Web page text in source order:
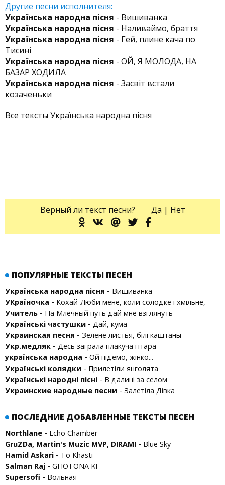
Другие песни исполнителя:
Українська народна пісня - Вишиванка
Українська народна пісня - Наливаймо, браття
Українська народна пісня - Гей, плине кача по
Тисині
Українська народна пісня - ОЙ, Я МОЛОДА, НА
БАЗАР ХОДИЛА
Українська народна пісня - Засвіт встали
козаченьки
Все тексты Українська народна пісня
Верный ли текст песни? Да | Нет
ПОПУЛЯРНЫЕ ТЕКСТЫ ПЕСЕН
Українська народна пісня - Вишиванка
УКраїночка - Кохай-Люби мене, коли солодке і хмільне,
Учитель - На Млечный путь дай мне взглянуть
Українські частушки - Дай, кума
Украинская песня - Зелене листья, бiлi каштаны
Укр.медляк - Десь заграла плакуча гітара
українська народна - Ой підемо, жінко...
Українські колядки - Прилетіли янголята
Українські народні пісні - В далині за селом
Украинские народные песни - Залетіла Дівка
ПОСЛЕДНИЕ ДОБАВЛЕННЫЕ ТЕКСТЫ ПЕСЕН
Northlane - Echo Chamber
GruZDa, Martin's Muzic MVP, DIRAMI - Blue Sky
Hamid Askari - To Khasti
Salman Raj - GHOTONA KI
Supersofi - Вольная